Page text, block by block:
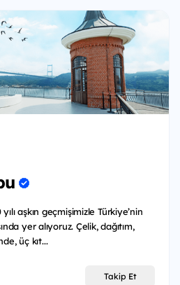
aşkın geçmişimizle Türkiye’nin
yer alıyoruz. Çelik, dağıtım,
üç kıt...
Takip Et